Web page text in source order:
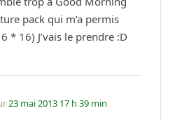
pack qui m’a permis
* 16) J’vais le prendre :D
23 mai 2013 17 h 39 min